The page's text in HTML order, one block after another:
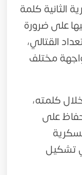
الثانية كلمة
على ضرورة
القتالي،
مختلف
كلمته،
على
تشكيل